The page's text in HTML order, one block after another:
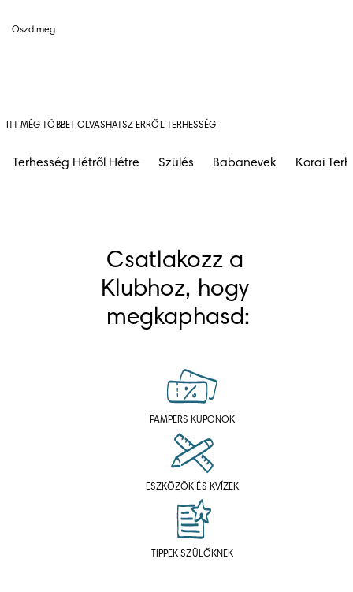
Oszd meg
ITT MÉG TÖBBET OLVASHATSZ ERRŐL TERHESSÉG
Terhesség Hétről Hétre Szülés Babanevek Korai
Csatlakozz a
Klubhoz, hogy
megkaphasd:
PAMPERS KUPONOK
ESZKÖZÖK ÉS KVÍZEK
TIPPEK SZÜLŐKNEK